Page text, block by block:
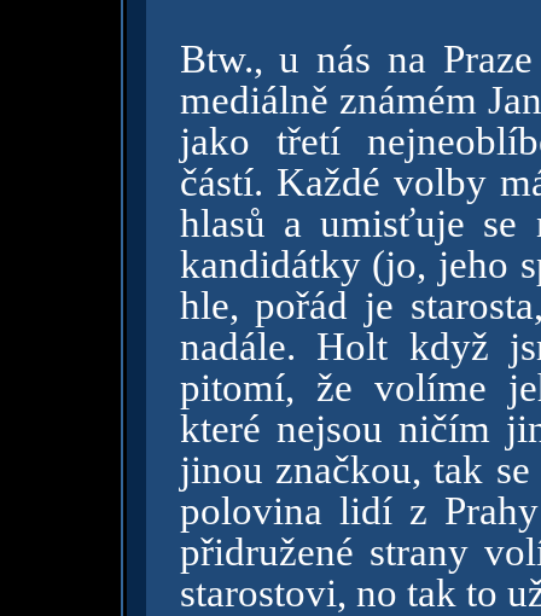
Btw., u nás na
mediálně známém
jako třetí
částí. Každé volby
hlasů a umisťuje se
kandidátky (jo, jeho
hle, pořád je
nadále. Holt když
pitomí, že volíme
které nejsou ničím
jinou značkou, tak
polovina lidí z
přidružené strany
starostovi, no tak to